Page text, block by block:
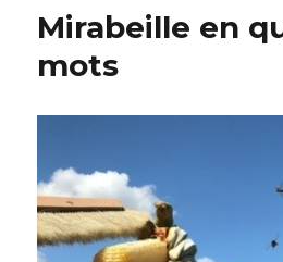
Mirabeille en
mots